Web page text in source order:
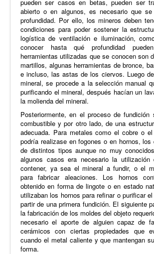
pueden ser casos en betas, pueden ser
abierto o en algunos, es necesario que
profundidad. Por ello, los mineros deben
condiciones para poder sostener la
logística de ventilación e iluminación,
conocer hasta qué profundidad
herramientas utilizadas que se conocen son
martillos, algunas herramientas de bronce,
e incluso, las astas de los ciervos. Luego
mineral, se procede a la selección manual
purificando el mineral, después hacían un
la molienda del mineral.
Posteriormente, en el proceso de fundición
combustible y por otro lado, de una
adecuada. Para metales como el cobre o
podría realizase en fogones o en hornos,
de distintos tipos aunque no muy
algunos casos era necesario la utilización
contener, ya sea el mineral a fundir, o el
para fabricar aleaciones. Los hornos
obtenido en forma de lingote o en estado
utilizaban los hornos para refinar o purificar
partir de una primera fundición. El siguiente
la fabricación de los moldes del objeto
necesario el aporte de alguien capaz de
cerámicos con ciertas propiedades que
cuando el metal caliente y que mantengan
forma.